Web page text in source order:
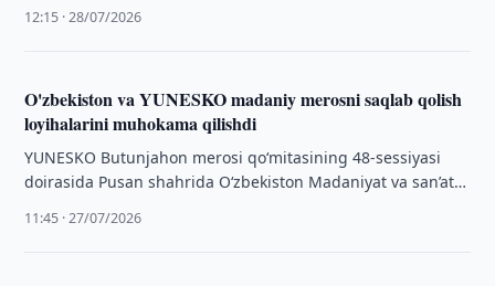
12:15 · 28/07/2026
O'zbekiston va YUNESKO madaniy merosni saqlab qolish
loyihalarini muhokama qilishdi
YUNESKO Butunjahon merosi qo‘mitasining 48-sessiyasi
doirasida Pusan shahrida O‘zbekiston Madaniyat va san’atni
O‘zbekiston Respublikasi …
11:45 · 27/07/2026